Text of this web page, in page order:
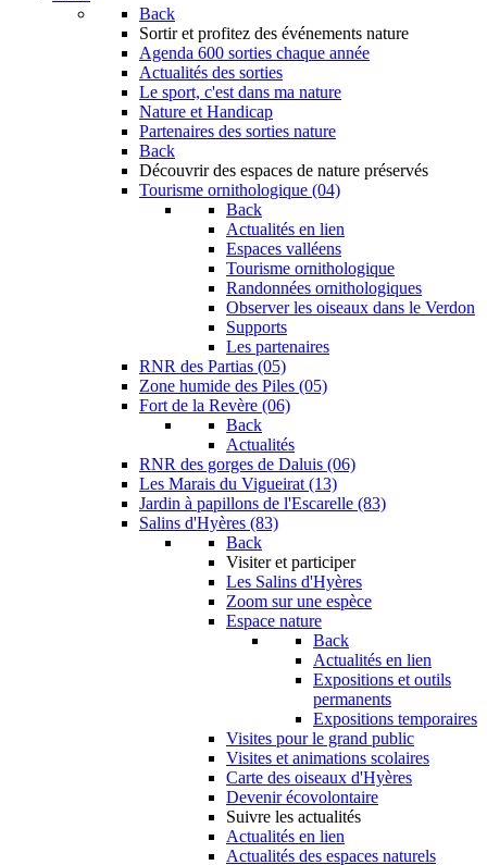
Back
Sortir et profitez des événements nature
Agenda 600 sorties chaque année
Actualités des sorties
Le sport, c'est dans ma nature
Nature et Handicap
Partenaires des sorties nature
Back
Découvrir des espaces de nature préservés
Tourisme ornithologique (04)
Back
Actualités en lien
Espaces valléens
Tourisme ornithologique
Randonnées ornithologiques
Observer les oiseaux dans le Verdon
Supports
Les partenaires
RNR des Partias (05)
Zone humide des Piles (05)
Fort de la Revère (06)
Back
Actualités
RNR des gorges de Daluis (06)
Les Marais du Vigueirat (13)
Jardin à papillons de l'Escarelle (83)
Salins d'Hyères (83)
Back
Visiter et participer
Les Salins d'Hyères
Zoom sur une espèce
Espace nature
Back
Actualités en lien
Expositions et outils
permanents
Expositions temporaires
Visites pour le grand public
Visites et animations scolaires
Carte des oiseaux d'Hyères
Devenir écovolontaire
Suivre les actualités
Actualités en lien
Actualités des espaces naturels